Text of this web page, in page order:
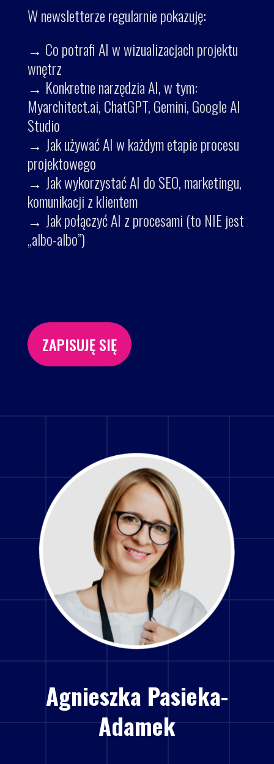
W newsletterze regularnie pokazuję:
→ Co potrafi AI w wizualizacjach projektu
wnętrz
→ Konkretne narzędzia AI, w tym:
Myarchitect.ai, ChatGPT, Gemini, Google AI
Studio
→ Jak używać AI w każdym etapie procesu
projektowego
→ Jak wykorzystać AI do SEO, marketingu,
komunikacji z klientem
→ Jak połączyć AI z procesami (to NIE jest
„albo-albo”)
ZAPISUJĘ SIĘ
Agnieszka Pasieka-
Adamek